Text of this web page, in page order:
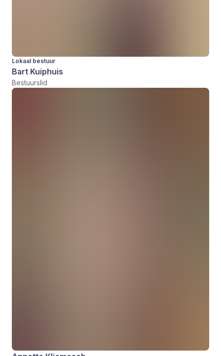
Lokaal bestuur
Bart Kuiphuis
Bestuurslid